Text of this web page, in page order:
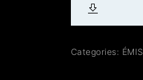
Categories: